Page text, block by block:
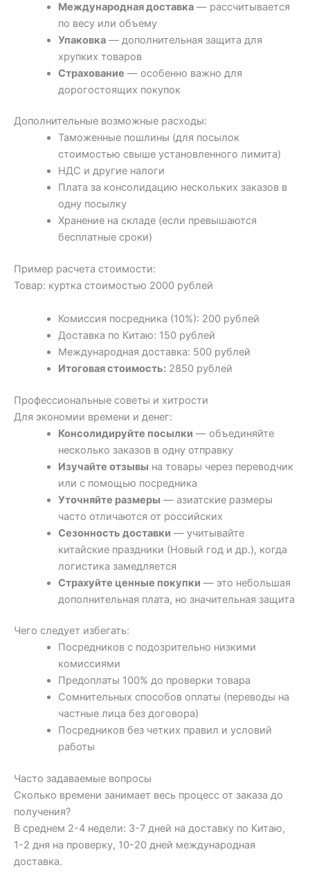
Международная доставка— рассчитывается
по весу или объему
Упаковка— дополнительная защита для
хрупких товаров
Страхование — особенно важно для
дорогостоящих покупок
Дополнительные возможные расходы:
Таможенные пошлины (для посылок
стоимостью свыше установленного лимита)
НДС и другие налоги
Плата за консолидацию нескольких заказов в
одну посылку
Хранение на складе (если превышаются
бесплатные сроки)
Пример расчета стоимости:
Товар: куртка стоимостью 2000 рублей
Комиссия посредника (10%): 200 рублей
Доставка по Китаю: 150 рублей
Международная доставка: 500 рублей
Итоговая стоимость:2850 рублей
Профессиональные советы и хитрости
Для экономии времени и денег:
Консолидируйте посылки — объединяйте
несколько заказов в одну отправку
Изучайте отзывы на товары через переводчик
или с помощью посредника
Уточняйте размеры — азиатские размеры
часто отличаются от российских
Сезонность доставки — учитывайте
китайские праздники (Новый год и др.), когда
логистика замедляется
Страхуйте ценные покупки — это небольшая
дополнительная плата, но значительная защита
Чего следует избегать:
Посредников с подозрительно низкими
комиссиями
Предоплаты 100% до проверки товара
Сомнительных способов оплаты (переводы на
частные лица без договора)
Посредников без четких правил и условий
работы
Часто задаваемые вопросы
Сколько времени занимает весь процесс от заказа до
получения?
В среднем 2-4 недели: 3-7 дней на доставку по Китаю,
1-2 дня на проверку, 10-20 дней международная
доставка.